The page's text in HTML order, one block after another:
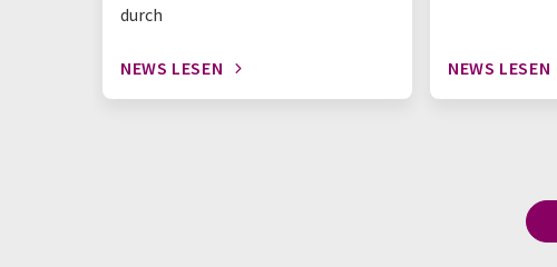
durch
NEWS LESEN NEWS LESEN